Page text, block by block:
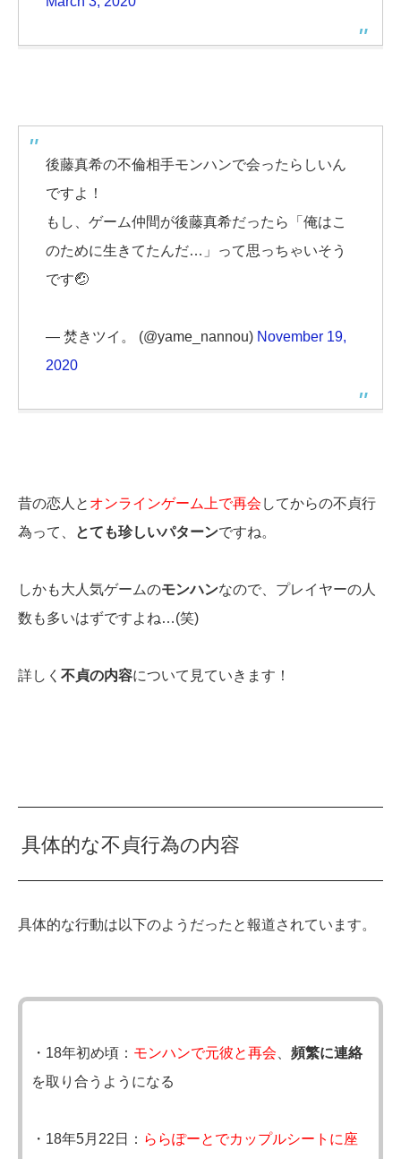
後藤真希の不倫相手モンハンで会ったらしいん
ですよ！
もし、ゲーム仲間が後藤真希だったら「俺はこ
のために生きてたんだ…」って思っちゃいそう
です🤕
— 焚きツイ。 (@yame_nannou) November 19,
2020
昔の恋人と オンラインゲーム上で再会 してからの不貞行
為って、
とても珍しいパターンですね。
しかも大人気ゲームのモンハンなので、プレイヤーの人
数も多いはずですよね…(笑)
詳しく 不貞の内容について見ていきます！
具体的な不貞行為の内容
具体的な行動は以下のようだったと報道されています。
・18年初め頃： モンハンで元彼と再会、 頻繁に連絡
を取り合うようになる
・18年5月22日： ららぽーとでカップルシートに座